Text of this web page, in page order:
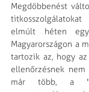
Megdöbbenést
elmúlt héten
Magyarországon a
tartozik az, hogy
ellenőrzésnek
már több, a